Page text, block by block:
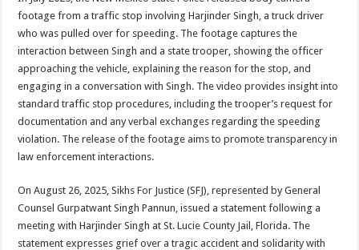
footage from a traffic stop involving Harjinder Singh, a truck driver
who was pulled over for speeding. The footage captures the
interaction between Singh and a state trooper, showing the officer
approaching the vehicle, explaining the reason for the stop, and
engaging in a conversation with Singh. The video provides insight into
standard traffic stop procedures, including the trooper’s request for
documentation and any verbal exchanges regarding the speeding
violation. The release of the footage aims to promote transparency in
law enforcement interactions.
On August 26, 2025, Sikhs For Justice (SFJ), represented by General
Counsel Gurpatwant Singh Pannun, issued a statement following a
meeting with Harjinder Singh at St. Lucie County Jail, Florida. The
statement expresses grief over a tragic accident and solidarity with